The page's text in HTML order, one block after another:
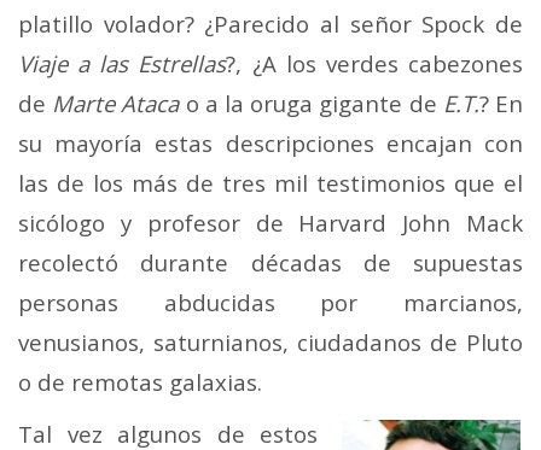
platillo volador? ¿Parecido al señor Spock de
Viaje a las Estrellas?, ¿A los verdes cabezones
de Marte Atacao a la oruga gigante de E.T.? En
su mayoría estas descripciones encajan con
las de los más de tres mil testimonios que el
sicólogo y profesor de Harvard John Mack
recolectó durante décadas de supuestas
personas abducidas por marcianos,
venusianos, saturnianos, ciudadanos de Pluto
o de remotas galaxias.
Tal vez algunos de estos